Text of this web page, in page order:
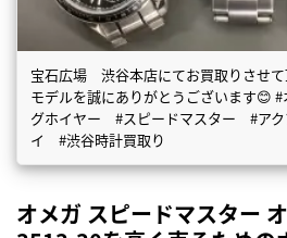
宝石広場 渋谷本店にてお買取りさせ
モデルを誠にありがとうございます
グホイヤー #スピードマスター #ア
イ #渋谷時計買取り
オメガ スピードマスター